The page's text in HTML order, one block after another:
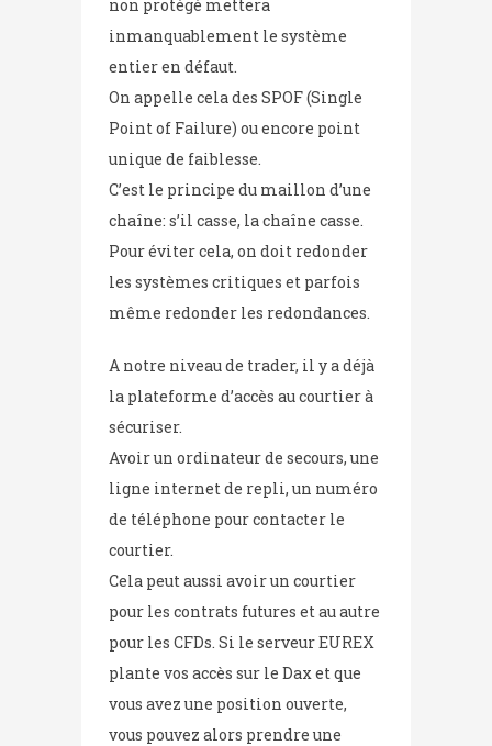
non protégé mettera
inmanquablement le système
entier en défaut.
On appelle cela des SPOF (Single
Point of Failure) ou encore point
unique de faiblesse.
C’est le principe du maillon d’une
chaîne: s’il casse, la chaîne casse.
Pour éviter cela, on doit redonder
les systèmes critiques et parfois
même redonder les redondances.
A notre niveau de trader, il y a déjà
la plateforme d’accès au courtier à
sécuriser.
Avoir un ordinateur de secours, une
ligne internet de repli, un numéro
de téléphone pour contacter le
courtier.
Cela peut aussi avoir un courtier
pour les contrats futures et au autre
pour les CFDs. Si le serveur EUREX
plante vos accès sur le Dax et que
vous avez une position ouverte,
vous pouvez alors prendre une